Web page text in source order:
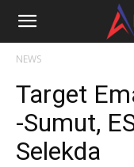
NEWS
Target
-Sumut,
Selekda